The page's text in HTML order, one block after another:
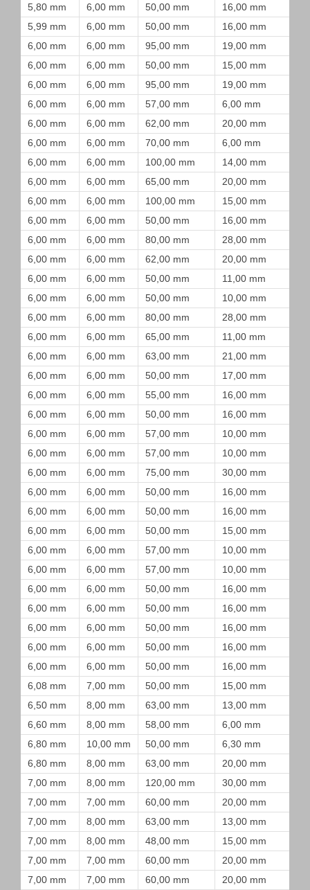
5,80 mm
6,00 mm 50,00 mm
16,00 mm
5,99 mm
6,00 mm 50,00 mm
16,00 mm
6,00 mm
6,00 mm 95,00 mm
19,00 mm
6,00 mm
6,00 mm 50,00 mm
15,00 mm
6,00 mm
6,00 mm 95,00 mm
19,00 mm
6,00 mm
6,00 mm 57,00 mm
6,00 mm
6,00 mm
6,00 mm 62,00 mm
20,00 mm
6,00 mm
6,00 mm 70,00 mm
6,00 mm
6,00 mm
6,00 mm 100,00 mm
14,00 mm
6,00 mm
6,00 mm 65,00 mm
20,00 mm
6,00 mm
6,00 mm 100,00 mm
15,00 mm
6,00 mm
6,00 mm 50,00 mm
16,00 mm
6,00 mm
6,00 mm 80,00 mm
28,00 mm
6,00 mm
6,00 mm 62,00 mm
20,00 mm
6,00 mm
6,00 mm 50,00 mm
11,00 mm
6,00 mm
6,00 mm 50,00 mm
10,00 mm
6,00 mm
6,00 mm 80,00 mm
28,00 mm
6,00 mm
6,00 mm 65,00 mm
11,00 mm
6,00 mm
6,00 mm 63,00 mm
21,00 mm
6,00 mm
6,00 mm 50,00 mm
17,00 mm
6,00 mm
6,00 mm 55,00 mm
16,00 mm
6,00 mm
6,00 mm 50,00 mm
16,00 mm
6,00 mm
6,00 mm 57,00 mm
10,00 mm
6,00 mm
6,00 mm 57,00 mm
10,00 mm
6,00 mm
6,00 mm 75,00 mm
30,00 mm
6,00 mm
6,00 mm 50,00 mm
16,00 mm
6,00 mm
6,00 mm 50,00 mm
16,00 mm
6,00 mm
6,00 mm 50,00 mm
15,00 mm
6,00 mm
6,00 mm 57,00 mm
10,00 mm
6,00 mm
6,00 mm 57,00 mm
10,00 mm
6,00 mm
6,00 mm 50,00 mm
16,00 mm
6,00 mm
6,00 mm 50,00 mm
16,00 mm
6,00 mm
6,00 mm 50,00 mm
16,00 mm
6,00 mm
6,00 mm 50,00 mm
16,00 mm
6,00 mm
6,00 mm 50,00 mm
16,00 mm
6,08 mm
7,00 mm 50,00 mm
15,00 mm
6,50 mm
8,00 mm 63,00 mm
13,00 mm
6,60 mm
8,00 mm 58,00 mm
6,00 mm
6,80 mm
10,00 mm 50,00 mm
6,30 mm
6,80 mm
8,00 mm 63,00 mm
20,00 mm
7,00 mm
8,00 mm 120,00 mm
30,00 mm
7,00 mm
7,00 mm 60,00 mm
20,00 mm
7,00 mm
8,00 mm 63,00 mm
13,00 mm
7,00 mm
8,00 mm 48,00 mm
15,00 mm
7,00 mm
7,00 mm 60,00 mm
20,00 mm
7,00 mm
7,00 mm 60,00 mm 20,00 mm